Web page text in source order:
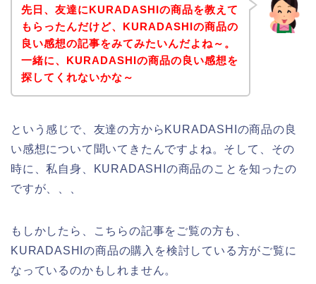
先日、友達にKURADASHIの商品を教えて
もらったんだけど、KURADASHIの商品の
良い感想の記事をみてみたいんだよね～。
一緒に、KURADASHIの商品の良い感想を
探してくれないかな～
という感じで、友達の方からKURADASHIの商品の良
い感想について聞いてきたんですよね。そして、その
時に、私自身、KURADASHIの商品のことを知ったの
ですが、、、
もしかしたら、こちらの記事をご覧の方も、
KURADASHIの商品の購入を検討している方がご覧に
なっているのかもしれません。